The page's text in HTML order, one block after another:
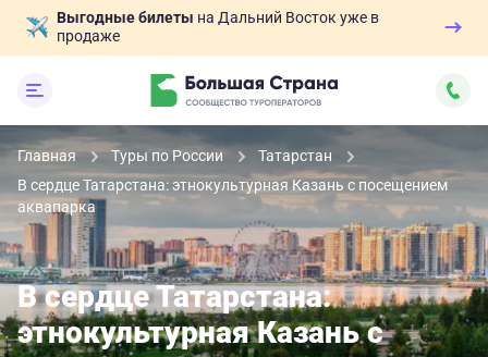
Выгодные билеты на Дальний Восток уже в
продаже
Главная Туры по России
Татарстан
В сердце Татарстана: этнокультурная Казань с посещением
аквапарка
В сердце Татарстана:
этнокультурная Казань с